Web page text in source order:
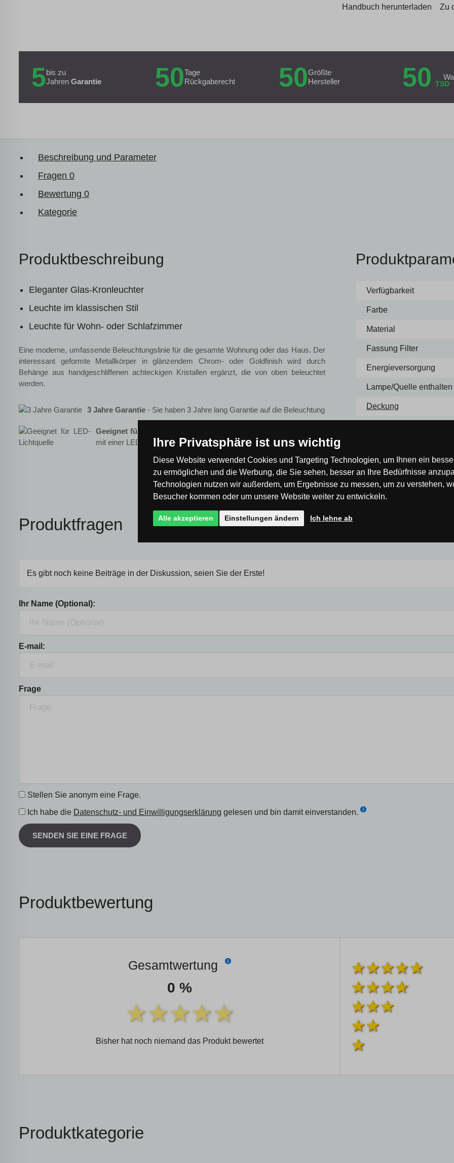
Handbuch herunterladen Zu
5bis zu
Jahren Garantie 50Tage
Rückgaberecht
50Größte
Hersteller
50 TSD
Beschreibung und Parameter
Fragen 0
Bewertung 0
Kategorie
Produktbeschreibung
Eleganter Glas-Kronleuchter
Leuchte im klassischen Stil
Leuchte für Wohn- oder Schlafzimmer
Eine moderne, umfassende Beleuchtungslinie für die gesamte Wohnung oder das Haus. Der
interessant geformte Metallkörper in glänzendem Chrom- oder Goldfinish wird durch
Behänge aus handgeschliffenen achteckigen Kristallen ergänzt, die von oben beleuchtet
werden.
3 Jahre Garantie - Sie haben 3 Jahre lang Garantie auf die Beleuchtung
Geeignet für LED-Lichtquelle
mit einer LED-Lampe geeignet.
Verfügbarkeit
Farbe
Material
Fassung Filter
Energieversorgung
Lampe/Quelle enthalten
Deckung
Energieklasse
Produktfragen
Es gibt noch keine Beiträge in der Diskussion, seien Sie der Erste!
Ihr Name (Optional):
E-mail:
Frage
Stellen Sie anonym eine Frage.
Ich habe die Datenschutz- und Einwilligungserklärung gelesen und bin damit einverstanden.
SENDEN SIE EINE FRAGE
Produktbewertung
Gesamtwertung
0 %
Bisher hat noch niemand das Produkt bewertet
Produktkategorie
Ihre Privatsphäre ist uns wichtig
Diese Website verwendet Cookies und Targeting Technologien, um Ihnen ein
zu ermöglichen und die Werbung, die Sie sehen, besser an Ihre Bedürfnisse
Technologien nutzen wir außerdem, um Ergebnisse zu messen, um zu verstehen,
Besucher kommen oder um unsere Website weiter zu entwickeln.
Alle akzeptieren Einstellungen ändern Ich lehne ab